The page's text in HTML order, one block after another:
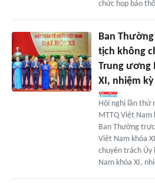
chức họp báo
Ban
tịch không
Trung ương
XI, nhiệm
Hội nghị lần thứ
MTTQ Việt
Ban Thường
Việt Nam khóa
chuyên trách Ủy
Nam khóa XI,